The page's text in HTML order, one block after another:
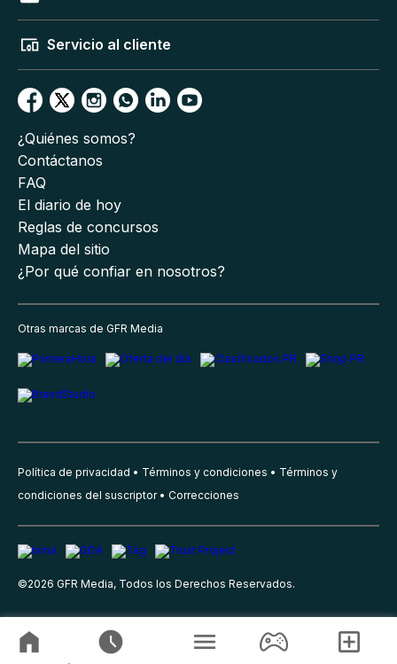
Servicio al cliente
¿Quiénes somos?
Contáctanos
FAQ
El diario de hoy
Reglas de concursos
Mapa del sitio
¿Por qué confiar en nosotros?
Otras marcas de GFR Media
Política de privacidad Términos y condiciones
Términos y
condiciones del suscriptor
Correcciones
©2026 GFR Media, Todos los Derechos Reservados.